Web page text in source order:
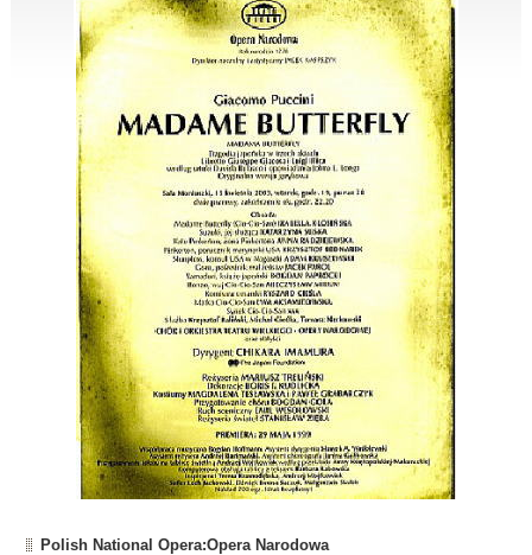
Polish National Opera:Opera Narodowa